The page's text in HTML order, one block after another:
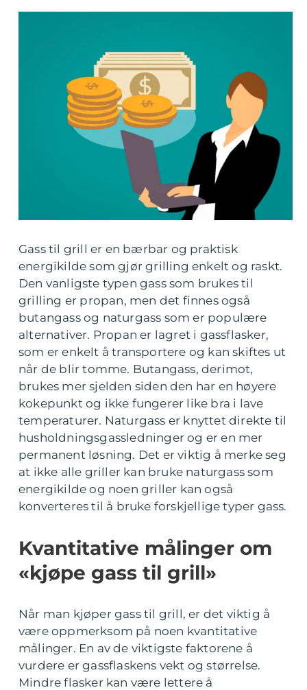
Gass til grill er en bærbar og praktisk
energikilde som gjør grilling enkelt og raskt.
Den vanligste typen gass som brukes til
grilling er propan, men det finnes også
butangass og naturgass som er populære
alternativer. Propan er lagret i gassflasker,
som er enkelt å transportere og kan skiftes ut
når de blir tomme. Butangass, derimot,
brukes mer sjelden siden den har en høyere
kokepunkt og ikke fungerer like bra i lave
temperaturer. Naturgass er knyttet direkte til
husholdningsgassledninger og er en mer
permanent løsning. Det er viktig å merke seg
at ikke alle griller kan bruke naturgass som
energikilde og noen griller kan også
konverteres til å bruke forskjellige typer gass.
Kvantitative målinger om
«kjøpe gass til grill»
Når man kjøper gass til grill, er det viktig å
være oppmerksom på noen kvantitative
målinger. En av de viktigste faktorene å
vurdere er gassflaskens vekt og størrelse.
Mindre flasker kan være lettere å